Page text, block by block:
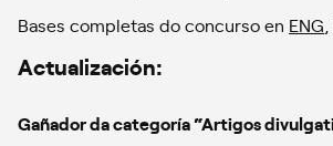
Bases completas do concurso en ENG
Actualización:
Gañador da categoría “Artigos